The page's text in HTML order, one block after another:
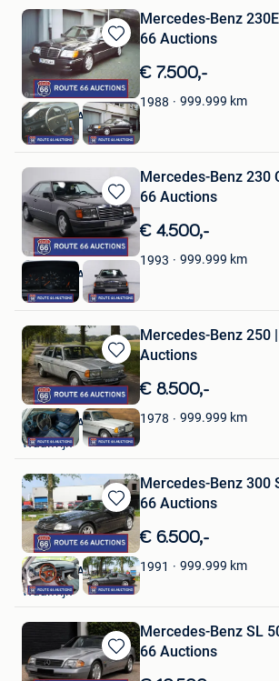
Bewaren
in
Mijn
Favorieten
Mercedes-Benz
66 Auctions
€ 7.500,-
1988 999.999 km
Route 66 Auctions
Waalwijk
Bewaren
in
Mijn
Favorieten
Mercedes-Benz 230
66 Auctions
€ 4.500,-
1993 999.999 km
Route 66 Auctions
Waalwijk
Bewaren
in
Mijn
Favorieten
Mercedes-Benz 250
Auctions
€ 8.500,-
1978 999.999 km
Route 66 Auctions
Waalwijk
Bewaren
in
Mijn
Favorieten
Mercedes-Benz 300
66 Auctions
€ 6.500,-
1991 999.999 km
Route 66 Auctions
Waalwijk
Bewaren
Mercedes-Benz SL
66 Auctions